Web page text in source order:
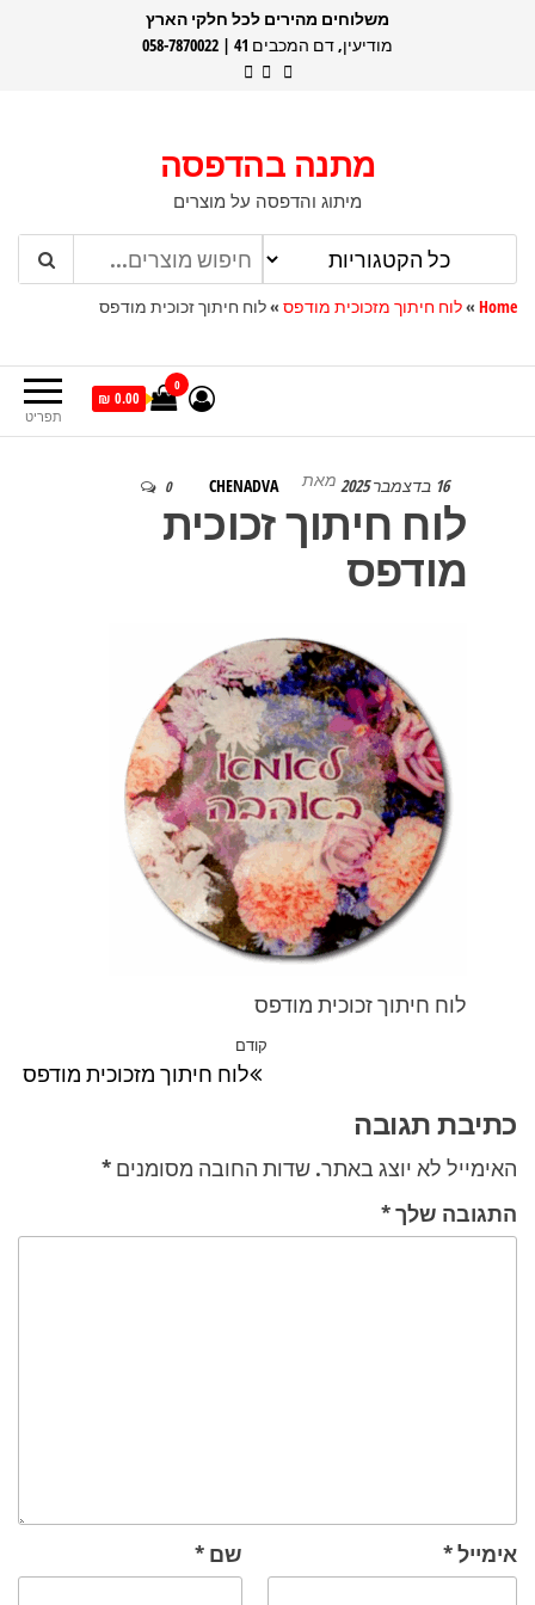
משלוחים מהירים לכל חלקי הארץ
מודיעין, דם המכבים 41 | 058-7870022
מתנה בהדפסה
מיתוג והדפסה על מוצרים
Home
»לוח חיתוך מזכוכית מודפס »לוח חיתוך זכוכית מודפס
תפריט
0
0.00 ₪
16 בדצמבר 2025 מאת CHENADVA
0
לוח חיתוך זכוכית
מודפס
לוח חיתוך זכוכית מודפס
הפוסט
הקודם
קודם
לוח חיתוך מזכוכית מודפס
כתיבת תגובה
האימייל לא יוצג באתר. שדות החובה מסומנים *
התגובה שלך*
שם * אימייל*